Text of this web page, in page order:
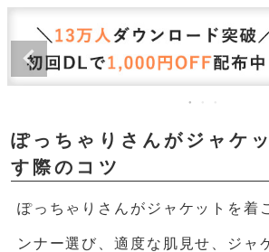
ぽっちゃりさんがジャケ
す際のコツ
ぽっちゃりさんがジャケットを着
ンナー選び、適度な肌見せ、ジャ